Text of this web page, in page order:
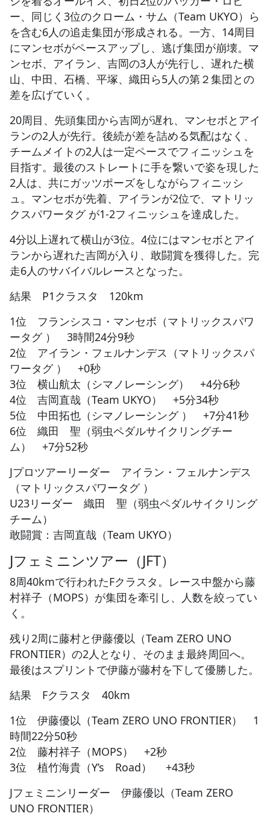
ー、同じく3位のクローム・サム（Team UKYO）ら
を含む6人の追走集団が形成される。一方、14周目
にマンセボがペースアップし、逃げ集団が崩壊。マ
ンセボ、アイラン、吉岡の3人が先行し、遅れた横
山、中田、石橋、平塚、織田ら5人の第２集団との
差を広げていく。
20周目、先頭集団から吉岡が遅れ、マンセボとアイ
ランの2人が先行。後続が差を詰める気配はなく、
チームメイトの2人は一定ペースでフィニッシュを
目指す。最後のストレートに手を繋いで姿を現した
2人は、共にガッツポーズをしながらフィニッシ
ュ。マンセボが先着、アイランが2位で、マトリッ
クスパワータグ が1-2フィニッシュを達成した。
4分以上遅れて横山が3位。4位にはマンセボとアイ
ランから遅れた吉岡が入り、敢闘賞を獲得した。完
走6人のサバイバルレースとなった。
結果 P1クラスタ 120km
1位 フランシスコ・マンセボ（マトリックスパワ
ータグ ） 3時間24分9秒
2位 アイラン・フェルナンデス（マトリックスパ
ワータグ ） +0秒
3位 横山航太（シマノレーシング） +4分6秒
4位 吉岡直哉（Team UKYO） +5分34秒
5位 中田拓也（シマノレーシング ） +7分41秒
6位 織田 聖（弱虫ペダルサイクリングチー
ム） +7分52秒
Jプロツアーリーダー アイラン・フェルナンデス
（マトリックスパワータグ ）
U23リーダー 織田 聖（弱虫ペダルサイクリング
チーム）
敢闘賞：吉岡直哉（Team UKYO）
Jフェミニンツアー（JFT）
8周40kmで行われたFクラスタ。レース中盤から藤
村祥子（MOPS）が集団を牽引し、人数を絞ってい
く。
残り2周に藤村と伊藤優以（Team ZERO UNO
FRONTIER）の2人となり、そのまま最終周回へ。
最後はスプリントで伊藤が藤村を下して優勝した。
結果 Fクラスタ 40km
1位 伊藤優以（Team ZERO UNO FRONTIER） 1
時間22分50秒
2位 藤村祥子（MOPS） +2秒
3位 植竹海貴（Y’s Road） +43秒
Jフェミニンリーダー 伊藤優以（Team ZERO
UNO FRONTIER）